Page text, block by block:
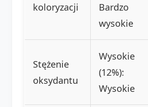
koloryzacji
Bardzo
wysokie
Stężenie
oksydantu
Wysokie
(12%):
Wysokie